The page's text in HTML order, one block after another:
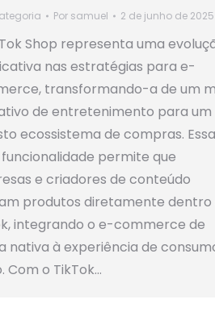
Por samuel 2 de junho de 2025
Shop representa uma
nas estratégias para e-
transformando-a de um
de entretenimento para um
ecossistema de compras. Essa
permite que
e criadores de conteúdo
produtos diretamente dentro
integrando o e-commerce de
nativa à experiência de
Com o TikTok…